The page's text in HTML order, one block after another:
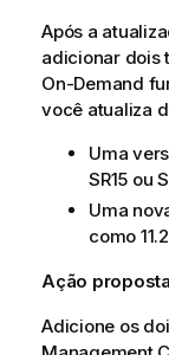
Após a
adicionar dois
On-Demand
você atualiza
Uma
SR15 ou
Uma
como
Ação proposta
Adicione os